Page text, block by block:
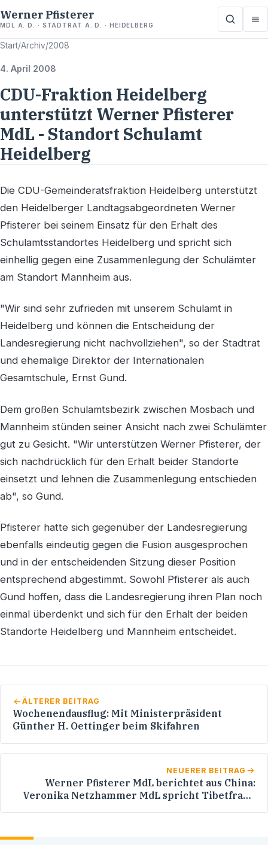
Werner Pfisterer
MDL A. D. · STADTRAT A. D. · HEIDELBERG
Start/Archiv/2008
4. April 2008
CDU-Fraktion Heidelberg
unterstützt Werner Pfisterer
MdL - Standort Schulamt
Heidelberg
Die CDU-Gemeinderatsfraktion Heidelberg unterstützt
den Heidelberger Landtagsabgeordneten Werner
Pfisterer bei seinem Einsatz für den Erhalt des
Schulamtsstandortes Heidelberg und spricht sich
einhellig gegen eine Zusammenlegung der Schulämter
am Standort Mannheim aus.
"Wir sind sehr zufrieden mit unserem Schulamt in
Heidelberg und können die Entscheidung der
Landesregierung nicht nachvollziehen", so der Stadtrat
und ehemalige Direktor der Internationalen
Gesamtschule, Ernst Gund.
Dem großen Schulamtsbezirk zwischen Mosbach und
Mannheim stünden seiner Ansicht nach zwei Schulämter
gut zu Gesicht. "Wir unterstützen Werner Pfisterer, der
sich nachdrücklich für den Erhalt beider Standorte
einsetzt und lehnen die Zusammenlegung entschieden
ab", so Gund.
Pfisterer hatte sich gegenüber der Landesregierung
ebenfalls eindeutig gegen die Fusion ausgesprochen
und in der entscheidenden Sitzung dieser Position
entsprechend abgestimmt. Sowohl Pfisterer als auch
Gund hoffen, dass die Landesregierung ihren Plan noch
einmal überdenkt und sich für den Erhalt der beiden
Standorte Heidelberg und Mannheim entscheidet.
ÄLTERER BEITRAG
Wochenendausflug: Mit Ministerpräsident
Günther H. Oettinger beim Skifahren
NEUERER BEITRAG
Werner Pfisterer MdL berichtet aus China:
Veronika Netzhammer MdL spricht Tibetfrage